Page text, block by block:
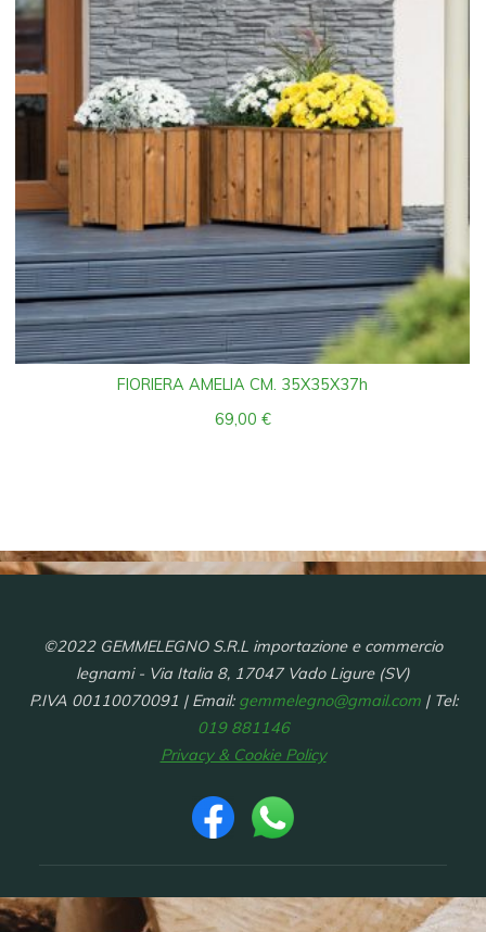
FIORIERA AMELIA CM. 35X35X37h
69,00 €
©2022 GEMMELEGNO S.R.L importazione e commercio
legnami - Via Italia 8, 17047 Vado Ligure (SV)
P.IVA 00110070091 | Email: gemmelegno@gmail.com| Tel:
019 881146
Privacy & Cookie Policy